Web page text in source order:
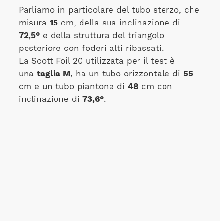
Parliamo in particolare del tubo sterzo, che
misura 15cm, della sua inclinazione di
72,5°e della struttura del triangolo
posteriore con foderi alti ribassati.
La Scott Foil 20 utilizzata per il test è
una taglia M, ha un tubo orizzontale di 55
cm e un tubo piantone di 48 cm con
inclinazione di 73,6°.